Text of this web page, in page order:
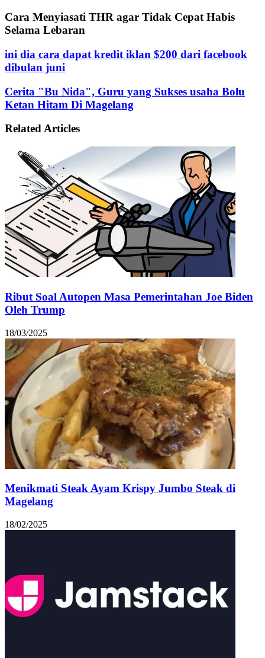
Cara Menyiasati THR agar Tidak Cepat Habis
Selama Lebaran
ini dia cara dapat kredit iklan $200 dari facebook
dibulan juni
Cerita "Bu Nida", Guru yang Sukses usaha Bolu
Ketan Hitam Di Magelang
Related Articles
Ribut Soal Autopen Masa Pemerintahan Joe Biden
Oleh Trump
18/03/2025
Menikmati Steak Ayam Krispy Jumbo Steak di
Magelang
18/02/2025